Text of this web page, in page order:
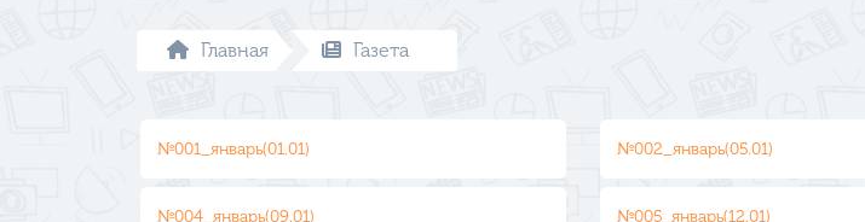
Главная Газета
№001_январь(01.01) №002_январь(05.01)
№004_январь(09.01) №005_январь(12.01)